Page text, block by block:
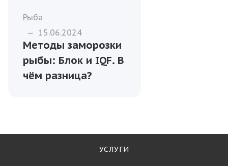
Рыба
— 15.06.2024
Методы заморозки
рыбы: Блок и IQF. В
чём разница?
УСЛУГИ